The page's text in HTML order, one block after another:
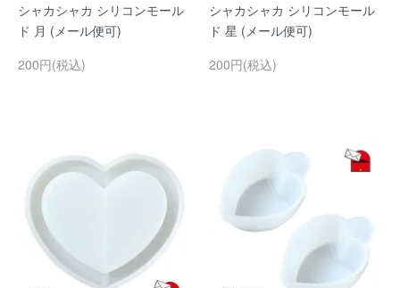
シャカシャカ シリコンモール
ド 月 (メール便可)
200円(税込)
シャカシャカ シリコンモール
ド 星 (メール便可)
200円(税込)